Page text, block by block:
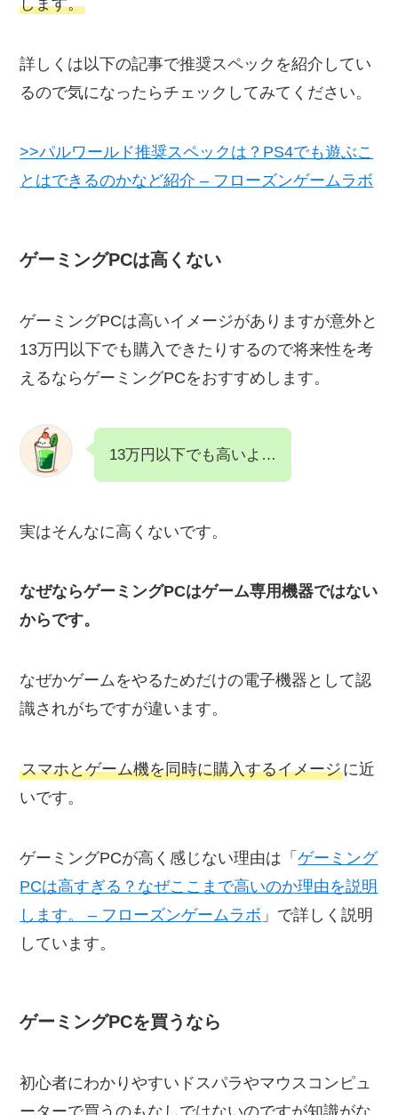
詳しくは以下の記事で推奨スペックを紹介してい
るので気になったらチェックしてみてください。
>>パルワールド推奨スペックは？PS4でも遊ぶこ
とはできるのかなど紹介 – フローズンゲームラボ
ゲーミングPCは高くない
ゲーミングPCは高いイメージがありますが意外と
13万円以下でも購入できたりするので将来性を考
えるならゲーミングPCをおすすめします。
13万円以下でも高いよ…
実はそんなに高くないです。
なぜならゲーミングPCはゲーム専用機器ではない
からです。
なぜかゲームをやるためだけの電子機器として認
識されがちですが違います。
スマホとゲーム機を同時に購入するイメージに近
いです。
ゲーミングPCが高く感じない理由は「ゲーミング
PCは高すぎる？なぜここまで高いのか理由を説明
します。 – フローズンゲームラボ 」で詳しく説明
しています。
ゲーミングPCを買うなら
初心者にわかりやすいドスパラやマウスコンピュ